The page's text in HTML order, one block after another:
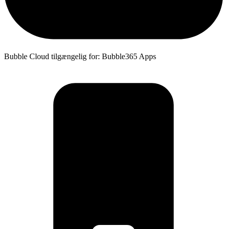
Bubble Cloud tilgængelig for: Bubble365 Apps